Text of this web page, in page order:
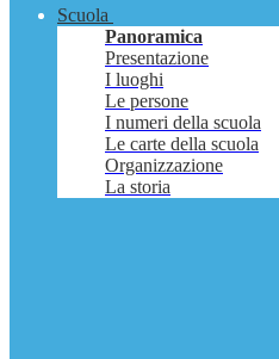
Scuola
Panoramica
Presentazione
I luoghi
Le persone
I numeri della scuola
Le carte della scuola
Organizzazione
La storia